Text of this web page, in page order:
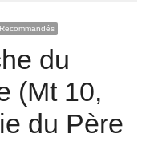
Recommandés
du
(Mt 10,
du Père